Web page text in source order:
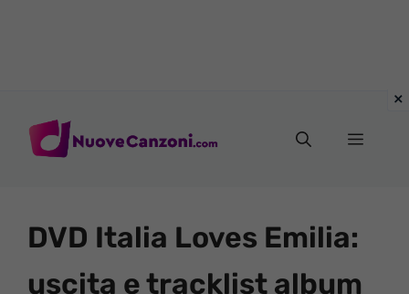
Menu
DVD Italia Loves Emilia:
uscita e tracklist album